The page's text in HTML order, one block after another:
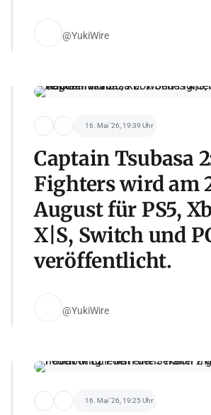
@YukiWire
16. Mai '26, 19:39 Uhr
Captain Tsubasa
Fighters wird am
August für PS5,
X|S, Switch und
veröffentlicht.
@YukiWire
16. Mai '26, 19:25 Uhr